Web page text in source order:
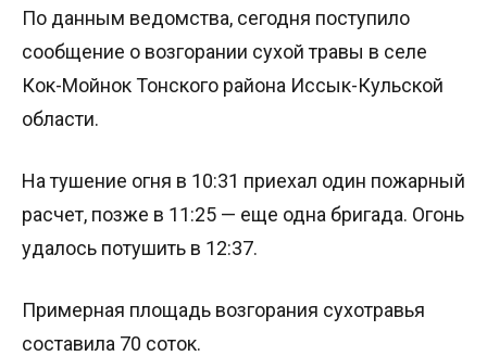
По данным ведомства, сегодня поступило
сообщение о возгорании сухой травы в селе
Кок-Мойнок Тонского района Иссык-Кульской
области.
На тушение огня в 10:31 приехал один пожарный
расчет, позже в 11:25 — еще одна бригада. Огонь
удалось потушить в 12:37.
Примерная площадь возгорания сухотравья
составила 70 соток.